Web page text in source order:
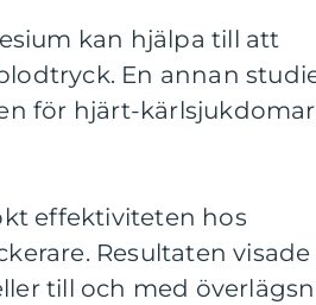
kan hjälpa till att
En annan
för hjärt-kärlsjukdomar
effektiviteten hos
Resultaten visade
till och med